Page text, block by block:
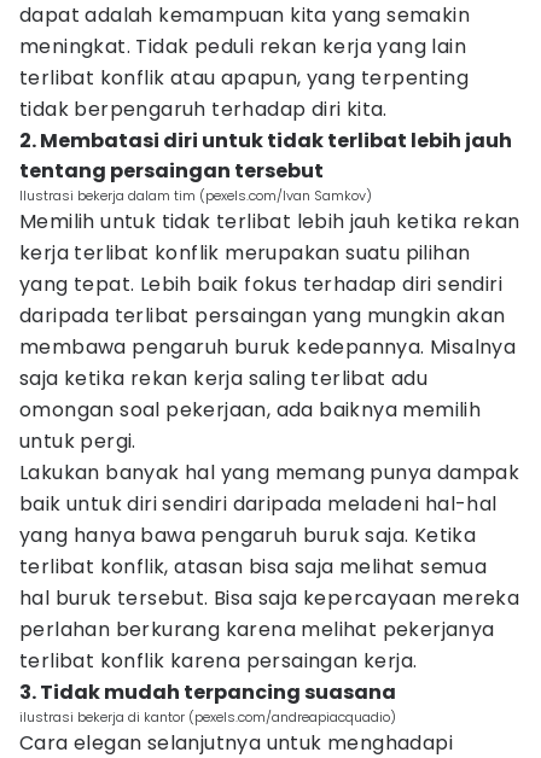
dapat adalah kemampuan kita yang semakin
meningkat. Tidak peduli rekan kerja yang lain
terlibat konflik atau apapun, yang terpenting
tidak berpengaruh terhadap diri kita.
2. Membatasi diri untuk tidak terlibat lebih jauh
tentang persaingan tersebut
Ilustrasi bekerja dalam tim (pexels.com/Ivan Samkov)
Memilih untuk tidak terlibat lebih jauh ketika rekan
kerja terlibat konflik merupakan suatu pilihan
yang tepat. Lebih baik fokus terhadap diri sendiri
daripada terlibat persaingan yang mungkin akan
membawa pengaruh buruk kedepannya. Misalnya
saja ketika rekan kerja saling terlibat adu
omongan soal pekerjaan, ada baiknya memilih
untuk pergi.
Lakukan banyak hal yang memang punya dampak
baik untuk diri sendiri daripada meladeni hal-hal
yang hanya bawa pengaruh buruk saja. Ketika
terlibat konflik, atasan bisa saja melihat semua
hal buruk tersebut. Bisa saja kepercayaan mereka
perlahan berkurang karena melihat pekerjanya
terlibat konflik karena persaingan kerja.
3. Tidak mudah terpancing suasana
ilustrasi bekerja di kantor (pexels.com/andreapiacquadio)
Cara elegan selanjutnya untuk menghadapi